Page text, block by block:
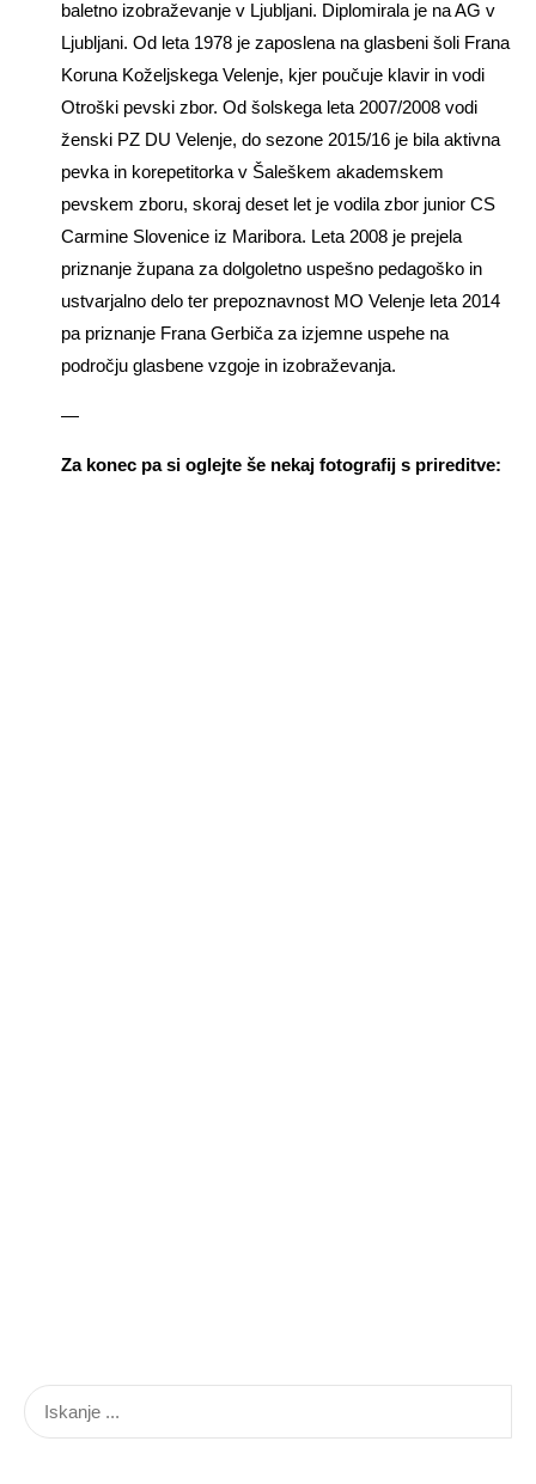
baletno izobraževanje v Ljubljani. Diplomirala je na AG v
Ljubljani. Od leta 1978 je zaposlena na glasbeni šoli Frana
Koruna Koželjskega Velenje, kjer poučuje klavir in vodi
Otroški pevski zbor. Od šolskega leta 2007/2008 vodi
ženski PZ DU Velenje, do sezone 2015/16 je bila aktivna
pevka in korepetitorka v Šaleškem akademskem
pevskem zboru, skoraj deset let je vodila zbor junior CS
Carmine Slovenice iz Maribora. Leta 2008 je prejela
priznanje župana za dolgoletno uspešno pedagoško in
ustvarjalno delo ter prepoznavnost MO Velenje leta 2014
pa priznanje Frana Gerbiča za izjemne uspehe na
področju glasbene vzgoje in izobraževanja.
—
Za konec pa si oglejte še nekaj fotografij s prireditve: